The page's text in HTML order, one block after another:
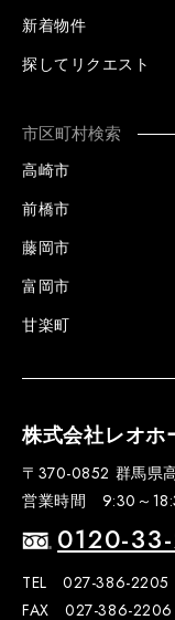
新着物件
探してリクエスト
市区町村検索
高崎市
前橋市
藤岡市
富岡市
甘楽町
株式会社レオホ
〒370-0852 群馬県
営業時間 9:30～
0120-
TEL 027-386-2205
FAX 027-386-2206